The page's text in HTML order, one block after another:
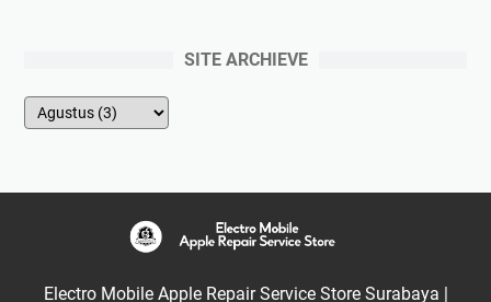
SITE ARCHIEVE
Electro Mobile Apple Repair Service Store Surabaya |